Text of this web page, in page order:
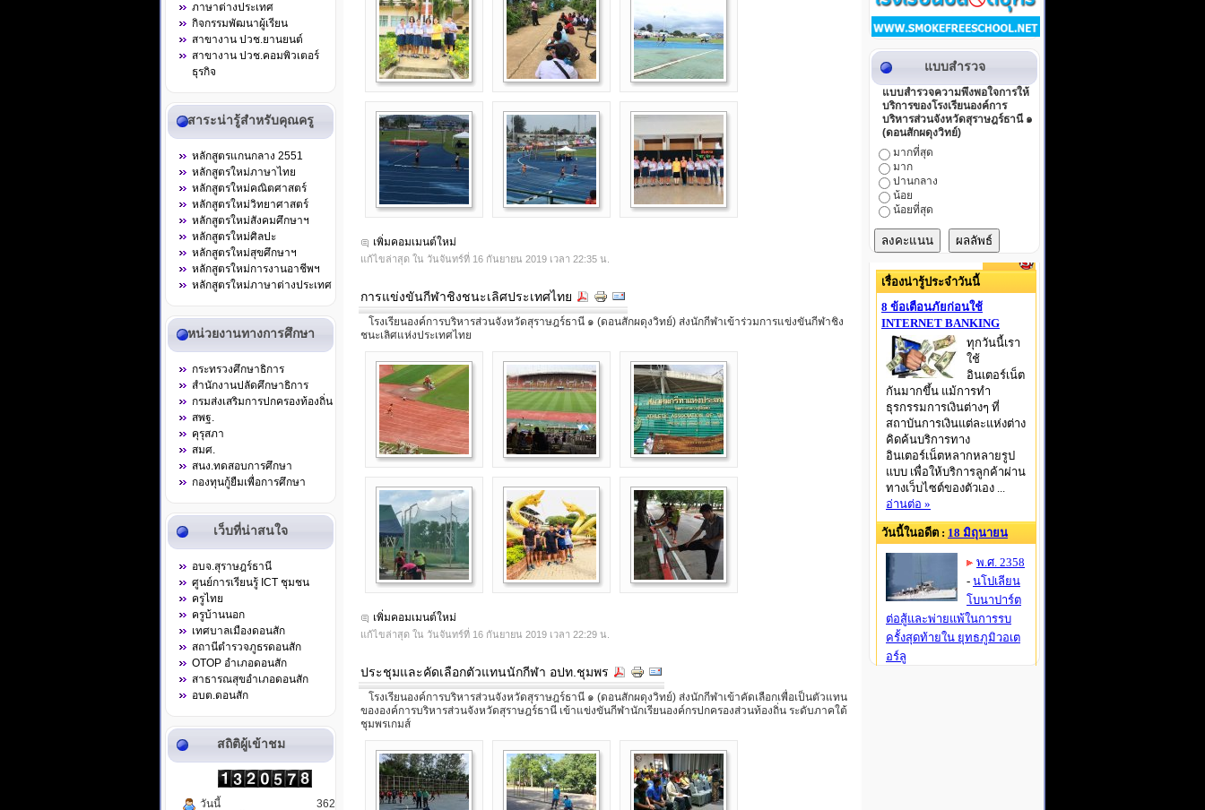
ภาษาต่างประเทศ
กิจกรรมพัฒนาผู้เรียน
สาขางาน ปวช.ยานยนต์
สาขางาน ปวช.คอมพิวเตอร์
ธุรกิจ
สาระน่ารู้สำหรับคุณครู
หลักสูตรแกนกลาง 2551
หลักสูตรใหม่ภาษาไทย
หลักสูตรใหม่คณิตศาสตร์
หลักสูตรใหม่วิทยาศาสตร์
หลักสูตรใหม่สังคมศึกษาฯ
หลักสูตรใหม่ศิลปะ
หลักสูตรใหม่สุขศึกษาฯ
หลักสูตรใหม่การงานอาชีพฯ
หลักสูตรใหม่ภาษาต่างประเทศ
หน่วยงานทางการศึกษา
กระทรวงศึกษาธิการ
สำนักงานปลัดศึกษาธิการ
กรมส่งเสริมการปกครองท้องถิ่น
สพฐ.
คุรุสภา
สมศ.
สนง.ทดสอบการศึกษา
กองทุนกู้ยืมเพื่อการศึกษา
เว็บที่น่าสนใจ
อบจ.สุราษฎร์ธานี
ศูนย์การเรียนรู้ ICT ชุมชน
ครูไทย
ครูบ้านนอก
เทศบาลเมืองดอนสัก
สถานีตำรวจภูธรดอนสัก
OTOP อำเภอดอนสัก
สาธารณสุขอำเภอดอนสัก
อบต.ดอนสัก
สถิติผู้เข้าชม
วันนี้
362
เพิ่มคอมเมนต์ใหม่
แก้ไขล่าสุด ใน วันจันทร์ที่ 16 กันยายน 2019 เวลา 22:35 น.
การแข่งขันกีฬาชิงชนะเลิศประเทศไทย
โรงเรียนองค์การบริหารส่วนจังหวัดสุราษฎร์ธานี ๑ (ดอนสักผดุงวิทย์) ส่งนักกีฬาเข้าร่วมการแข่งขันกีฬาชิง
ชนะเลิศแห่งประเทศไทย
เพิ่มคอมเมนต์ใหม่
แก้ไขล่าสุด ใน วันจันทร์ที่ 16 กันยายน 2019 เวลา 22:29 น.
ประชุมและคัดเลือกตัวแทนนักกีฬา อปท.ชุมพร
โรงเรียนองค์การบริหารส่วนจังหวัดสุราษฎร์ธานี ๑ (ดอนสักผดุงวิทย์) ส่งนักกีฬาเข้าคัดเลือกเพื่อเป็นตัวแทน
ขององค์การบริหารส่วนจังหวัดสุราษฎร์ธานี เข้าแข่งขันกีฬานักเรียนองค์กรปกครองส่วนท้องถิ่น ระดับภาคใต้
ชุมพรเกมส์
แบบสำรวจ
แบบสำรวจความพึงพอใจการให้
บริการของโรงเรียนองค์การ
บริหารส่วนจังหวัดสุราษฎร์ธานี ๑
(ดอนสักผดุงวิทย์)
มากที่สุด
มาก
ปานกลาง
น้อย
น้อยที่สุด